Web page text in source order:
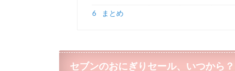
6 まとめ
セブンのおにぎりセール、いつから